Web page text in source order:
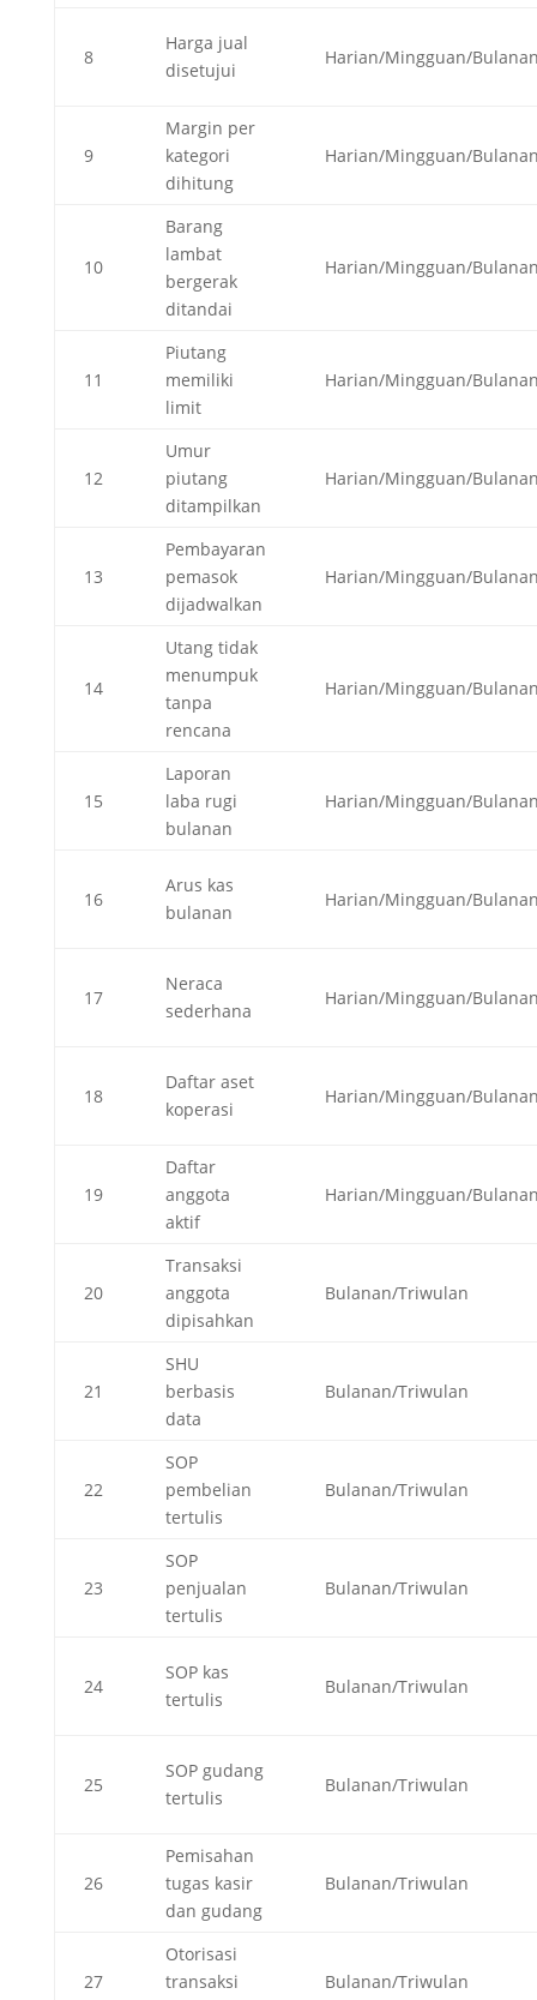
8
Harga jual
disetujui
Harian/Mingguan/
9
Margin per
kategori
dihitung
Harian/Mingguan/
10
Barang
lambat
bergerak
ditandai
Harian/Mingguan/
11
Piutang
memiliki
limit
Harian/Mingguan/
12
Umur
piutang
ditampilkan
Harian/Mingguan/
13
Pembayaran
pemasok
dijadwalkan
Harian/Mingguan/
14
Utang tidak
menumpuk
tanpa
rencana
Harian/Mingguan/
15
Laporan
laba rugi
bulanan
Harian/Mingguan/
16
Arus kas
bulanan
Harian/Mingguan/
17
Neraca
sederhana
Harian/Mingguan/
18
Daftar aset
koperasi
Harian/Mingguan/
19
Daftar
anggota
aktif
Harian/Mingguan/
20
Transaksi
anggota
dipisahkan
Bulanan/Triwulan
21
SHU
berbasis
data
Bulanan/Triwulan
22
SOP
pembelian
tertulis
Bulanan/Triwulan
23
SOP
penjualan
tertulis
Bulanan/Triwulan
24
SOP kas
tertulis
Bulanan/Triwulan
25
SOP gudang
tertulis
Bulanan/Triwulan
26
Pemisahan
tugas kasir
dan gudang
Bulanan/Triwulan
27
Otorisasi
transaksi
Bulanan/Triwulan